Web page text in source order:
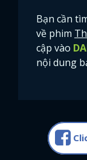
Bạn cần
về phim
cập vào
nội dung